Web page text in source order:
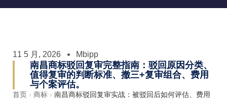
11 5 月, 2026 Mbipp
南昌商标驳回复审完整指南：驳回原因分类、
值得复审的判断标准、撤三+复审组合、费用
与个案评估。
首页 › 商标 › 南昌商标驳回复审实战：被驳回后如何评估、费用